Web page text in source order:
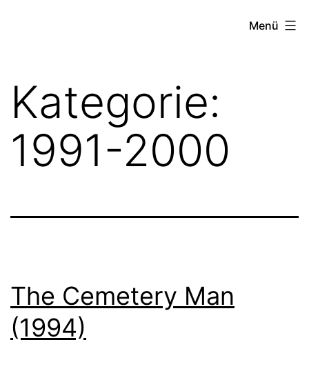
Horror
Genres
Paranormal,
Psycho
&
Menü
Kategorie:
1991-2000
The Cemetery Man
(1994)